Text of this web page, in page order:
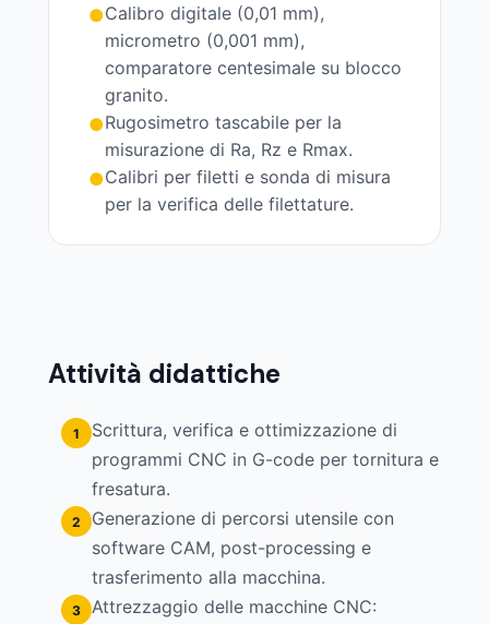
●Calibro digitale (0,01 mm),
micrometro (0,001 mm),
comparatore centesimale su blocco
granito.
●Rugosimetro tascabile per la
misurazione di Ra, Rz e Rmax.
●Calibri per filetti e sonda di misura
per la verifica delle filettature.
Attività didattiche
1
Scrittura, verifica e ottimizzazione di
programmi CNC in G-code per tornitura e
fresatura.
2
Generazione di percorsi utensile con
software CAM, post-processing e
trasferimento alla macchina.
3
Attrezzaggio delle macchine CNC: